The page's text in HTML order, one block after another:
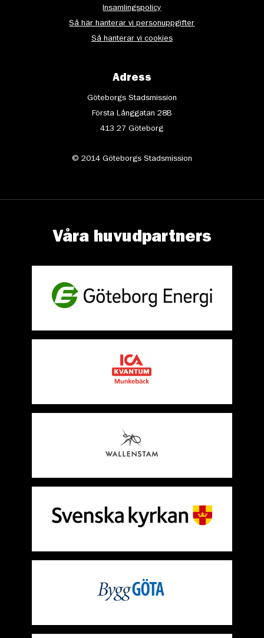
Insamlingspolicy
Så här hanterar vi personuppgifter
Så hanterar vi cookies
Adress
Göteborgs Stadsmission
Första Långgatan 28B
413 27 Göteborg
© 2014 Göteborgs Stadsmission
Våra huvudpartners